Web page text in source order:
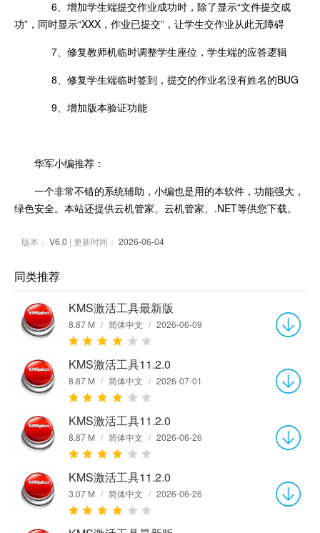
6、增加学生端提交作业成功时，除了显示“文件提交成
功”，同时显示“XXX，作业已提交”，让学生交作业从此无障碍
7、修复教师机临时调整学生座位，学生端的应答逻辑
8、修复学生端临时签到，提交的作业名没有姓名的BUG
9、增加版本验证功能
华军小编推荐：
一个非常不错的系统辅助，小编也是用的本软件，功能强大，
绿色安全。本站还提供云机管家、云机管家、.NET等供您下载。
版本： V6.0 | 更新时间： 2026-06-04
同类推荐
KMS激活工具最新版
8.87 M / 简体中文 / 2026-06-09
KMS激活工具11.2.0
8.87 M / 简体中文 / 2026-07-01
KMS激活工具11.2.0
8.87 M / 简体中文 / 2026-06-26
KMS激活工具11.2.0
3.07 M / 简体中文 / 2026-06-26